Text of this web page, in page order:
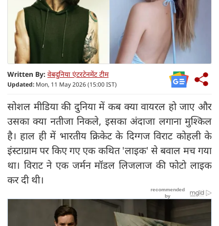
Written By: वेबदुनिया एंटरटेनमेंट टीम
Updated: Mon, 11 May 2026 (15:00 IST)
सोशल मीडिया की दुनिया में कब क्या वायरल हो जाए और
उसका क्या नतीजा निकले, इसका अंदाजा लगाना मुश्किल
है। हाल ही में भारतीय क्रिकेट के दिग्गज विराट कोहली के
इंस्टाग्राम पर किए गए एक कथित 'लाइक' से बवाल मच गया
था। विराट ने एक जर्मन मॉडल लिजलाज की फोटो लाइक
कर दी थी।